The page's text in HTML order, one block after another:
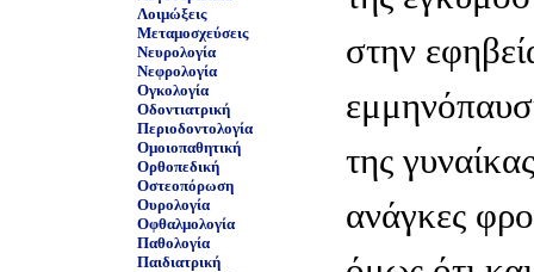
Λοιμώξεις
Μεταμοσχεύσεις
Νευρολογία
Νεφρολογία
Ογκολογία
Οδοντιατρική
Περιοδοντολογία
Ομοιοπαθητική
Ορθοπεδική
Οστεοπόρωση
Ουρολογία
Οφθαλμολογία
Παθολογία
Παιδιατρική
στην
της
ανάγκες